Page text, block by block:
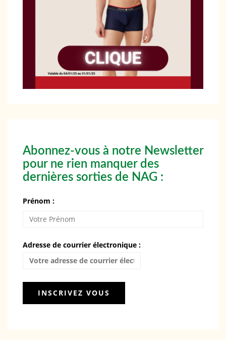
Abonnez-vous à notre Newsletter
pour ne rien manquer des
dernières sorties de NAG :
Prénom :
Adresse de courrier électronique :